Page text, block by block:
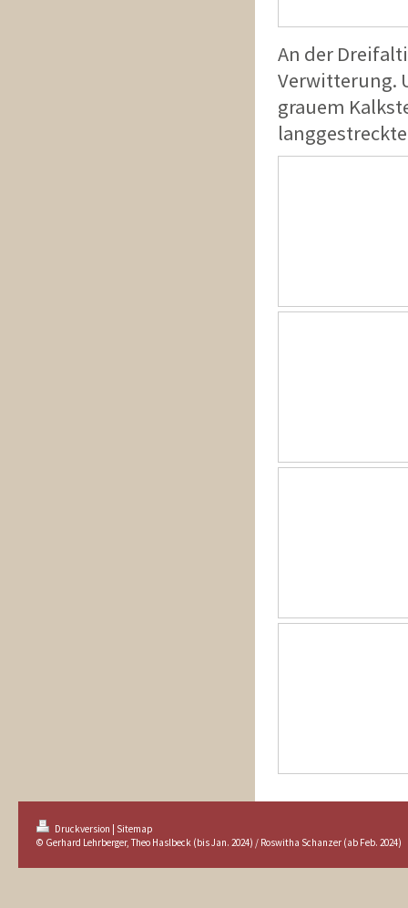
An der
Verwitterung.
grauem
Druckversion
Sitemap
© Gerhard Lehrberger, Theo Haslbeck (bis Jan. 2024) / Roswitha Schanzer (ab Feb. 2024)